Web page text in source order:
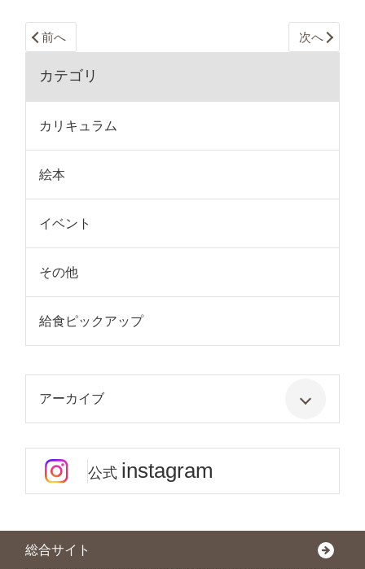
前へ 次へ
カテゴリ
カリキュラム
絵本
イベント
その他
給食ピックアップ
アーカイブ
公式 instagram
総合サイト